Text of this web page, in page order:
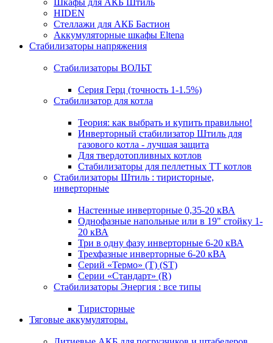
Шкафы для АКБ Штиль
HIDEN
Стеллажи для АКБ Бастион
Аккумуляторные шкафы Eltena
Стабилизаторы напряжения
Стабилизаторы ВОЛЬТ
Серия Герц (точность 1-1.5%)
Стабилизатор для котла
Теория: как выбрать и купить правильно!
Инверторный стабилизатор Штиль для
газового котла - лучшая защита
Для твердотопливных котлов
Стабилизаторы для пеллетных ТТ котлов
Стабилизаторы Штиль : тиристорные,
инверторные
Настенные инверторные 0,35-20 кВА
Однофазные напольные или в 19" стойку 1-
20 кВА
Три в одну фазу инверторные 6-20 кВА
Трехфазные инверторные 6-20 кВА
Серий «Термо» (T) (ST)
Серии «Стандарт» (R)
Стабилизаторы Энергия : все типы
Тиристорные
Тяговые аккумуляторы.